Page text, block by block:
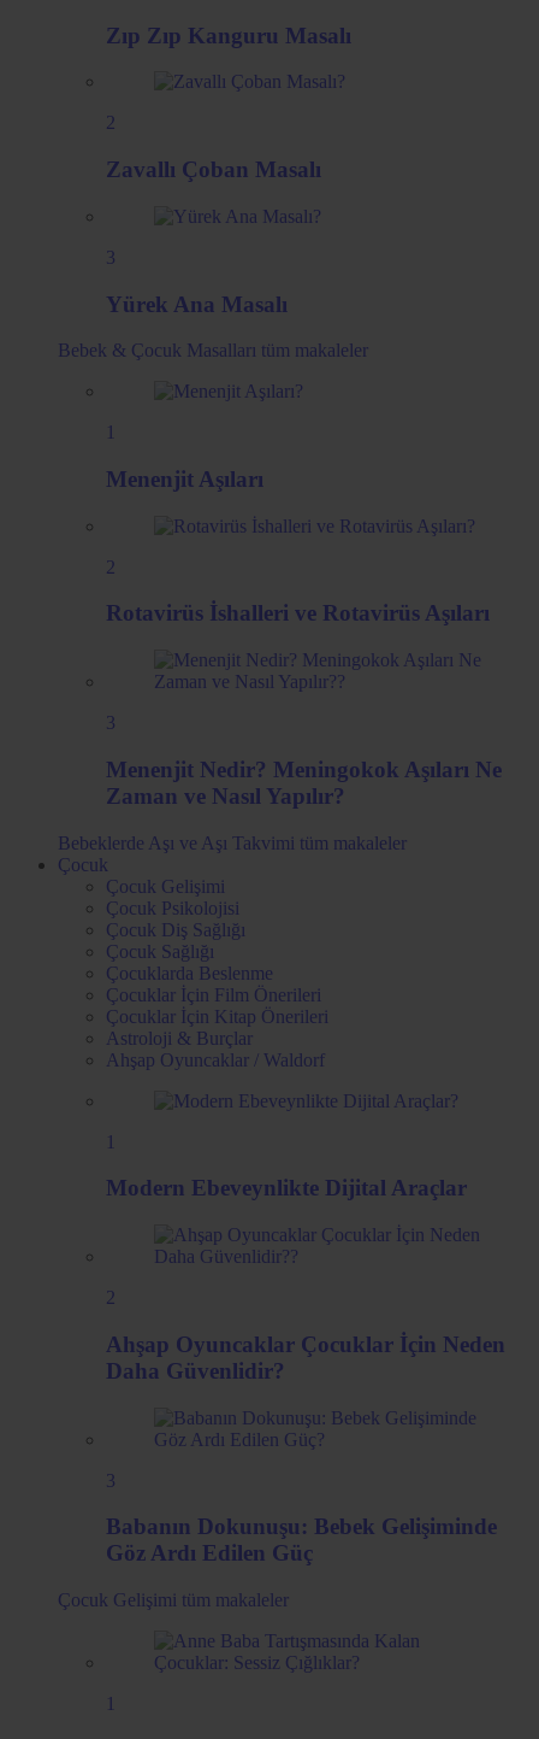
Zıp Zıp Kanguru Masalı
2
Zavallı Çoban Masalı
3
Yürek Ana Masalı
Bebek & Çocuk Masalları tüm makaleler
1
Menenjit Aşıları
2
Rotavirüs İshalleri ve Rotavirüs Aşıları
3
Menenjit Nedir? Meningokok Aşıları Ne
Zaman ve Nasıl Yapılır?
Bebeklerde Aşı ve Aşı Takvimi tüm makaleler
Çocuk
Çocuk Gelişimi
Çocuk Psikolojisi
Çocuk Diş Sağlığı
Çocuk Sağlığı
Çocuklarda Beslenme
Çocuklar İçin Film Önerileri
Çocuklar İçin Kitap Önerileri
Astroloji & Burçlar
Ahşap Oyuncaklar / Waldorf
1
Modern Ebeveynlikte Dijital Araçlar
2
Ahşap Oyuncaklar Çocuklar İçin Neden
Daha Güvenlidir?
3
Babanın Dokunuşu: Bebek Gelişiminde
Göz Ardı Edilen Güç
Çocuk Gelişimi tüm makaleler
1